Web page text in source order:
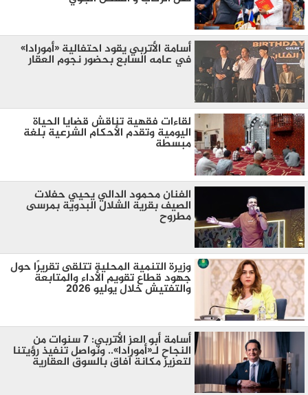
أسامة الأتربي يقود احتفالية «أمورادا»
في عامه السابع بحضور نجوم العقار
لقاءات فقهية تناقش قضايا الحياة
اليومية وتقدم الأحكام الشرعية بلغة
مبسطة
الفنان محمود الدالي يحيي حفلات
الصيف بقرية الشلال البدوية بمرسى
مطروح
وزيرة التنمية المحلية تتلقى تقريرًا حول
جهود قطاع تقويم الأداء والمتابعة
والتفتيش خلال يوليو 2026
أسامة أبو العز الأتربي: 7 سنوات من
النجاح لـ«أمورادا».. ونواصل تنفيذ رؤيتنا
لتعزيز مكانة آفاق بالسوق العقارية